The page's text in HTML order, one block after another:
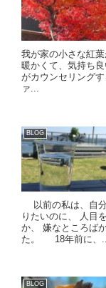
我が家の小さな紅
暖かくて、気持
がカウンセリング
ァ...
BLOG
以前の私は、自分
りたいのに、 人目
か、 嫌なところば
た。 18年前に、...
BLOG